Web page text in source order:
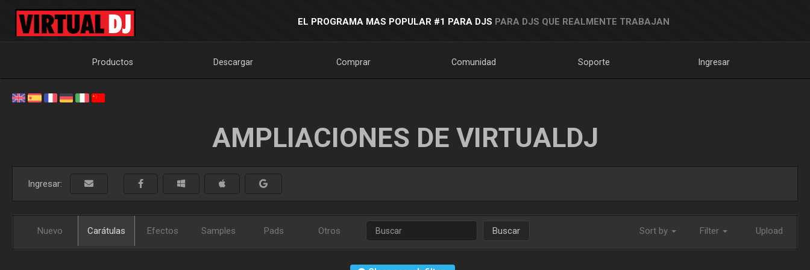
EL PROGRAMA MAS POPULAR #1 PARA DJS PARA DJS QUE REALMENTE TRABAJAN
Productos Descargar Comprar Comunidad Soporte Ingresar
AMPLIACIONES DE VIRTUALDJ
Ingresar:
Nuevo Carátulas Efectos Samples Pads Otros Buscar Sort by Filter Upload